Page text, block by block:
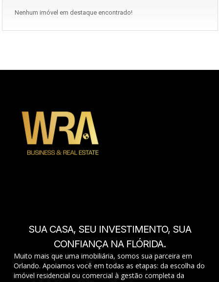
Nenhum imóvel em destaque encontrado!
SUA CASA, SEU INVESTIMENTO, SUA
CONFIANÇA NA FLÓRIDA.
Muito mais que uma imobiliária, somos sua parceira em
Orlando. Apoiamos você em todas as etapas: da escolha do
imóvel residencial ou comercial à gestão completa da